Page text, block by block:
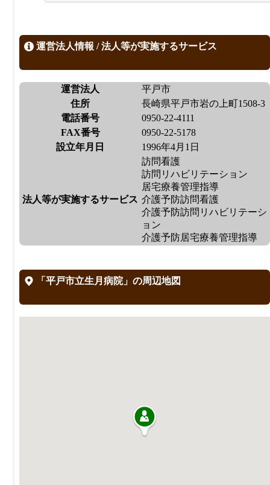
運営法人情報 / 法人等が実施するサービス
運営法人
平戸市
住所
長崎県平戸市岩の上町1508-3
電話番号
0950-22-4111
FAX番号
0950-22-5178
設立年月日
1996年4月1日
法人等が実施するサービス
訪問看護
訪問リハビリテーション
居宅療養管理指導
介護予防訪問看護
介護予防訪問リハビリテーシ
ョン
介護予防居宅療養管理指導
「平戸市立生月病院」の周辺地図